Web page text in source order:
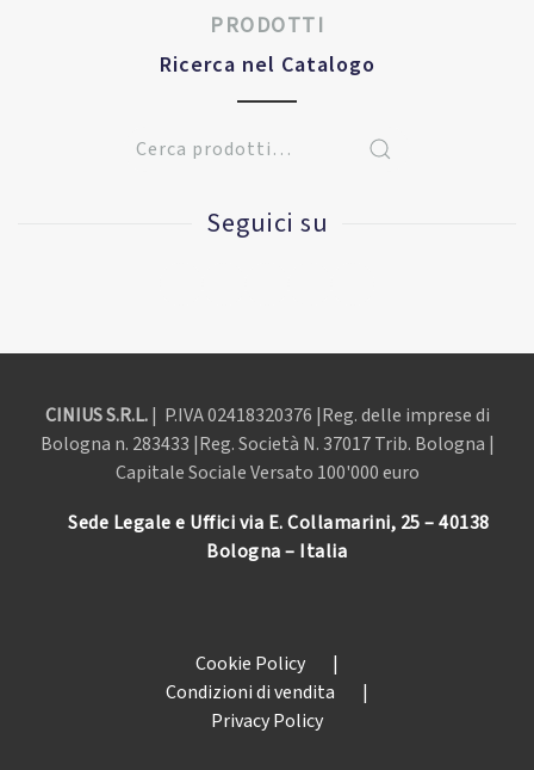
PRODOTTI
Ricerca nel Catalogo
Seguici su
CINIUS S.R.L.| P.IVA02418320376 |Reg. delle imprese di
Bologna n. 283433 |Reg. Società N. 37017 Trib. Bologna |
Capitale Sociale Versato 100'000 euro
Sede Legale e Uffici via E. Collamarini, 25 – 40138
Bologna – Italia
Cookie Policy
|
Condizioni di vendita
|
Privacy Policy